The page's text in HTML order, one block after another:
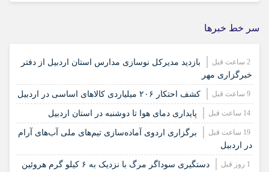
سر خط خبرها
بازدید مدیرکل نوسازی مدارس استان اردبیل از دفتر
خبرگزاری مهر
کشف احتکار ۲۰۶ میلیاردی کالاهای اساسی در اردبیل
پایداری دمای هوا تا دوشنبه در استان اردبیل
برگزاری اردوی آماده‌سازی تیم‌های ملی آب‌های آرام
در اردبیل
دستگیری سوداگر مرگ با نزدیک به ۶ کیلو گرم هروئین